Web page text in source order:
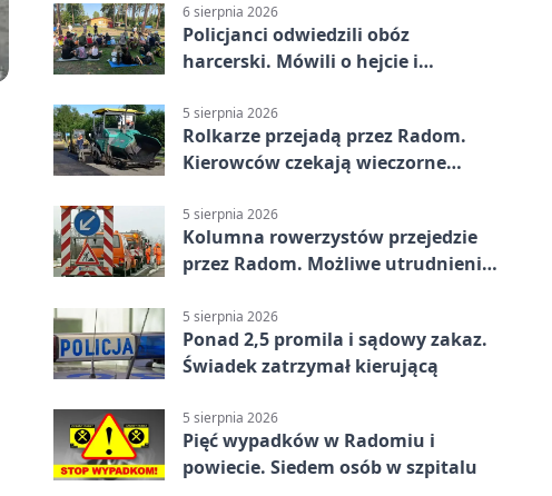
6 sierpnia 2026
Policjanci odwiedzili obóz
harcerski. Mówili o hejcie i
5 sierpnia 2026
Rolkarze przejadą przez Radom.
Kierowców czekają wieczorne
5 sierpnia 2026
Kolumna rowerzystów przejedzie
przez Radom. Możliwe utrudnienia
5 sierpnia 2026
Ponad 2,5 promila i sądowy zakaz.
Świadek zatrzymał kierującą
5 sierpnia 2026
Pięć wypadków w Radomiu i
powiecie. Siedem osób w szpitalu